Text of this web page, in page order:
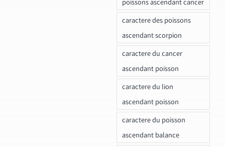
caractere des poissons
ascendant scorpion
caractere du cancer
ascendant poisson
caractere du lion
ascendant poisson
caractere du poisson
ascendant balance